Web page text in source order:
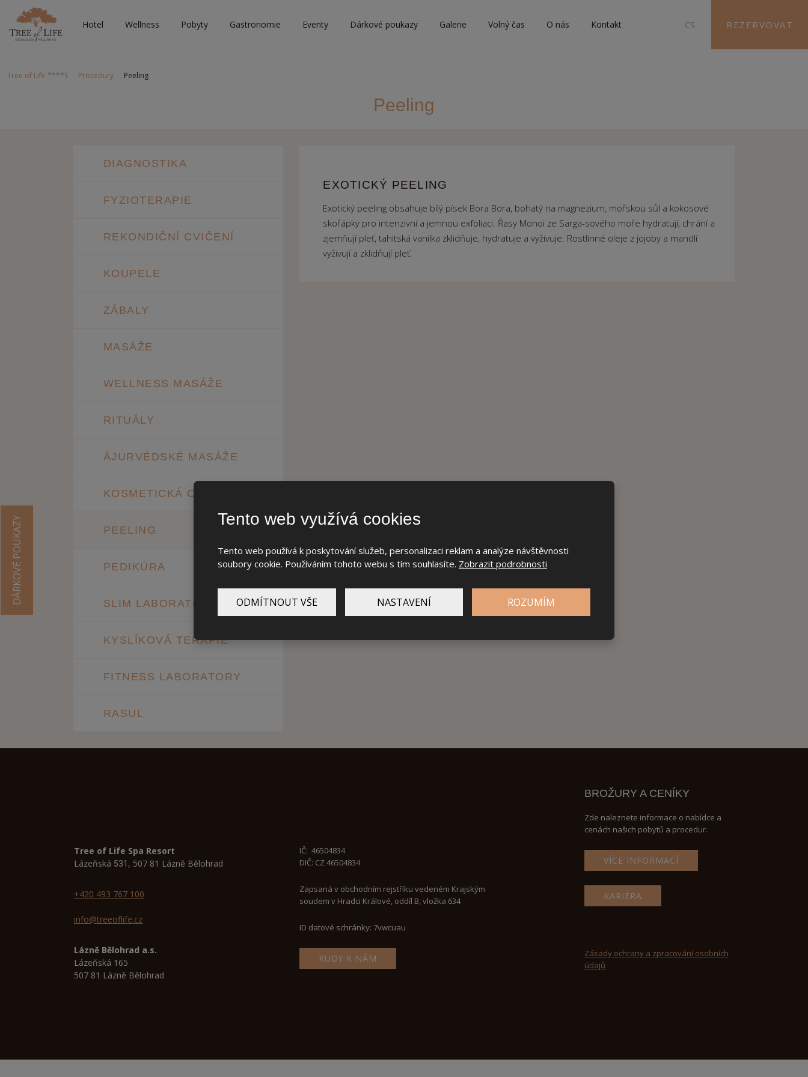
Hotel Wellness Pobyty Gastronomie Eventy Dárkové poukazy Galerie Volný čas O nás Kontakt CS REZERVOVAT
Tree of Life ****S Procedury Peeling
Peeling
DIAGNOSTIKA
FYZIOTERAPIE
REKONDIČNÍ CVIČENÍ
KOUPELE
ZÁBALY
MASÁŽE
WELLNESS MASÁŽE
RITUÁLY
ÁJURVÉDSKÉ MASÁŽE
KOSMETICKÁ OŠETŘENÍ
PEELING
PEDIKÚRA
SLIM LABORATORY
KYSLÍKOVÁ TERAPIE
FITNESS LABORATORY
RASUL
EXOTICKÝ PEELING
Exotický peeling obsahuje bílý písek Bora Bora, bohatý na magnezium, mořskou sůl a kokosové
skořápky pro intenzivní a jemnou exfoliaci. Řasy Monoi ze Sarga-sového moře hydratují, chrání a
zjemňují pleť, tahitská vanilka zklidňuje, hydratuje a vyživuje. Rostlinné oleje z jojoby a mandlí
vyživují a zklidňují pleť.
DÁRKOVÉ POUKAZY
Tree of Life Spa Resort
Lázeňská 531 , 507 81 Lázně Bělohrad
+420 493 767 100
info@treeoflife.cz
Lázně Bělohrad a.s.
Lázeňská 165
507 81 Lázně Bělohrad
IČ: 46504834
DIČ: CZ 46504834
Zapsaná v obchodním rejstříku vedeném Krajským
soudem v Hradci Králové, oddíl B, vložka 634
ID datové schránky: 7vwcuau
KUDY K NÁM
BROŽURY A CENÍKY
Zde naleznete informace o nabídce a
cenách našich pobytů a procedur.
VÍCE INFORMACÍ
KARIÉRA
Zásady ochrany a zpracování osobních
údajů
Tento web využívá cookies
Tento web používá k poskytování služeb, personalizaci reklam a analýze návštěvnosti
soubory cookie. Používáním tohoto webu s tím souhlasíte. Zobrazit podrobnosti
ODMÍTNOUT VŠE NASTAVENÍ ROZUMÍM